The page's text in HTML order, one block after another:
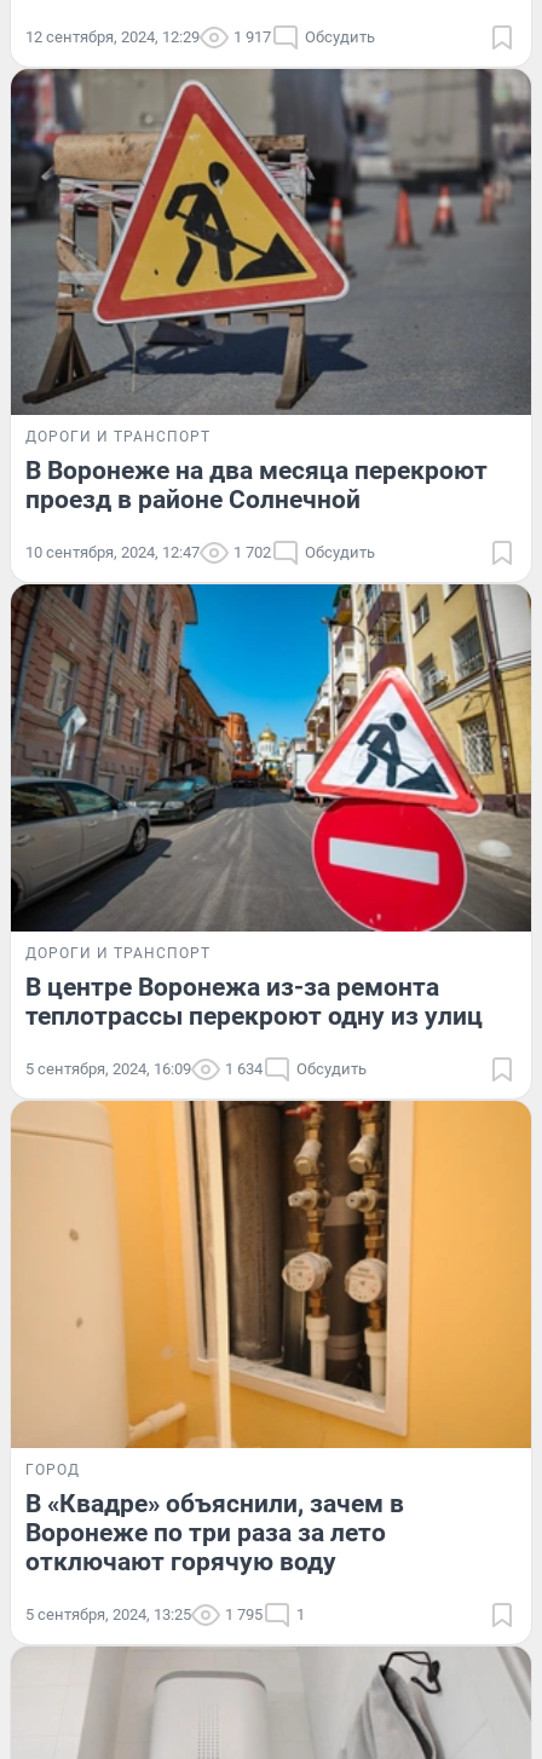
12 сентября, 2024, 12:29 1 917 Обсудить
ДОРОГИ И ТРАНСПОРТ
В Воронеже на два месяца перекроют
проезд в районе Солнечной
10 сентября, 2024, 12:47 1 702 Обсудить
ДОРОГИ И ТРАНСПОРТ
В центре Воронежа из-за ремонта
теплотрассы перекроют одну из улиц
5 сентября, 2024, 16:09 1 634 Обсудить
ГОРОД
В «Квадре» объяснили, зачем в
Воронеже по три раза за лето
отключают горячую воду
5 сентября, 2024, 13:25 1 795 1